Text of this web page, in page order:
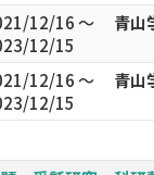
12/16 ～
12/15
青山
12/16 ～
12/15
青山